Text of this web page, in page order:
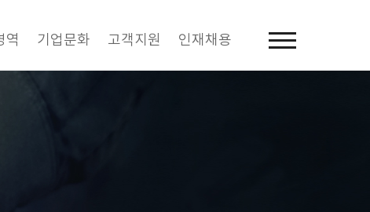
역 기업문화 고객지원 인재채용